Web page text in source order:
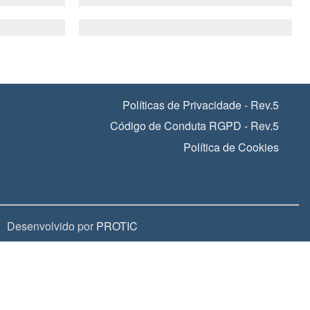
Políticas de Privacidade - Rev.5
Código de Conduta RGPD - Rev.5
Política de Cookies
Desenvolvido por PROTIC